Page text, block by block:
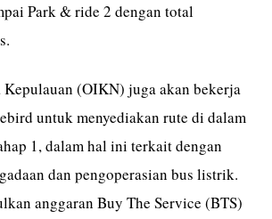
Park & ride 2 dengan total
(OIKN) juga akan bekerja
untuk menyediakan rute di dalam
1, dalam hal ini terkait dengan
dan pengoperasian bus listrik.
anggaran Buy The Service (BTS)